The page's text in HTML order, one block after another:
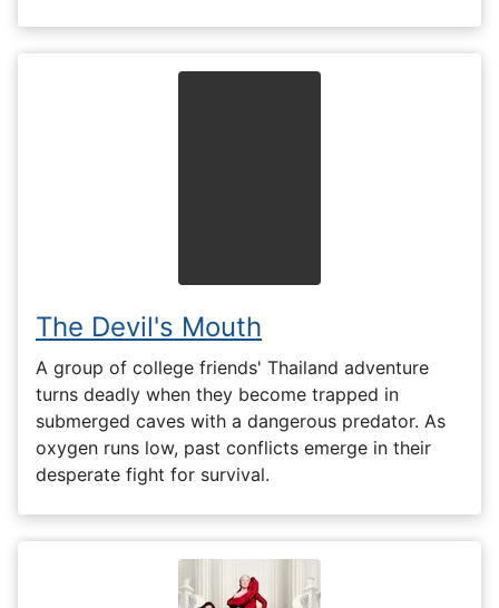
The Devil's Mouth
A group of college friends' Thailand adventure
turns deadly when they become trapped in
submerged caves with a dangerous predator. As
oxygen runs low, past conflicts emerge in their
desperate fight for survival.